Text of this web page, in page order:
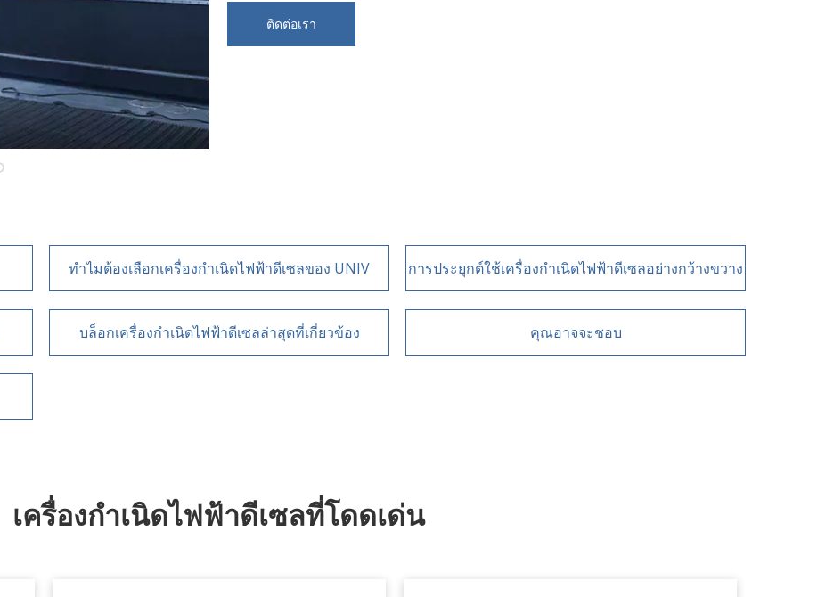
ติดต่อเรา
ทำไมต้องเลือกเครื่องกำเนิดไฟฟ้าดีเซลของ UNIV การประยุกต์ใช้เครื่องกำเนิดไฟฟ้าดีเซลอย่างกว้างขวาง
บล็อกเครื่องกำเนิดไฟฟ้าดีเซลล่าสุดที่เกี่ยวข้อง คุณอาจจะชอบ
เครื่องกำเนิดไฟฟ้าดีเซลที่โดดเด่น